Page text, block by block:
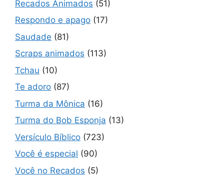
Recados Animados (51)
Respondo e apago (17)
Saudade (81)
Scraps animados (113)
Tchau (10)
Te adoro (87)
Turma da Mônica (16)
Turma do Bob Esponja (13)
Versículo Bíblico (723)
Você é especial (90)
Você no Recados (5)